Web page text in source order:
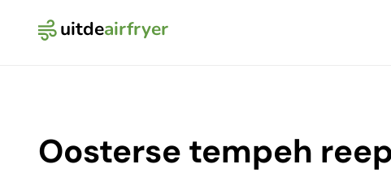
uitdeairfryerLogo Uit de Airfryer
Oosterse tempeh